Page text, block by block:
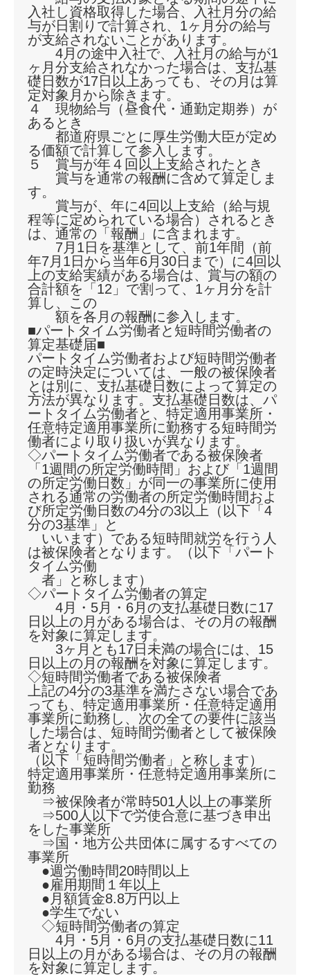
入社し資格取得した場合、入社月分の給
与が日割りで計算され、1ヶ月分の給与
が支給されないことがあります。
4月の途中入社で、入社月の給与が1
ヶ月分支給されなかった場合は、支払基
礎日数が17日以上あっても、その月は算
定対象月から除きます。
４ 現物給与（昼食代・通勤定期券）が
あるとき
都道府県ごとに厚生労働大臣が定め
る価額で計算して参入します。
５ 賞与が年４回以上支給されたとき
賞与を通常の報酬に含めて算定しま
す。
賞与が、年に4回以上支給（給与規
程等に定められている場合）されるとき
は、通常の「報酬」に含まれます。
7月1日を基準として、前1年間（前
年7月1日から当年6月30日まで）に4回以
上の支給実績がある場合は、賞与の額の
合計額を「12」で割って、1ヶ月分を計
算し、この
額を各月の報酬に参入します。
■パートタイム労働者と短時間労働者の
算定基礎届■
パートタイム労働者および短時間労働者
の定時決定については、一般の被保険者
とは別に、支払基礎日数によって算定の
方法が異なります。支払基礎日数は、パ
ートタイム労働者と、特定適用事業所・
任意特定適用事業所に勤務する短時間労
働者により取り扱いが異なります。
◇パートタイム労働者である被保険者
「1週間の所定労働時間」および「1週間
の所定労働日数」が同一の事業所に使用
される通常の労働者の所定労働時間およ
び所定労働日数の4分の3以上（以下「4
分の3基準」と
いいます）である短時間就労を行う人
は被保険者となります。（以下「パート
タイム労働
者」と称します）
◇パートタイム労働者の算定
4月・5月・6月の支払基礎日数に17
日以上の月がある場合は、その月の報酬
を対象に算定します。
3ヶ月とも17日未満の場合には、15
日以上の月の報酬を対象に算定します。
◇短時間労働者である被保険者
上記の4分の3基準を満たさない場合であ
っても、特定適用事業所・任意特定適用
事業所に勤務し、次の全ての要件に該当
した場合は、短時間労働者として被保険
者となります。
（以下「短時間労働者」と称します）
特定適用事業所・任意特定適用事業所に
勤務
⇒被保険者が常時501人以上の事業所
⇒500人以下で労使合意に基づき申出
をした事業所
⇒国・地方公共団体に属するすべての
事業所
●週労働時間20時間以上
●雇用期間１年以上
●月額賃金8.8万円以上
●学生でない
◇短時間労働者の算定
4月・5月・6月の支払基礎日数に11
日以上の月がある場合は、その月の報酬
を対象に算定します。